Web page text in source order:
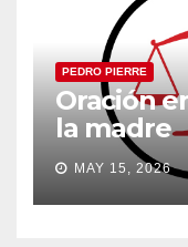
PEDRO PIERRE
Oración
la madre
MAY 15, 2026